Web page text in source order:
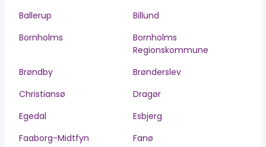
Ballerup
Billund
Bornholms
Bornholms
Regionskommune
Brøndby
Brønderslev
Christiansø
Dragør
Egedal
Esbjerg
Faaborg-Midtfyn
Fanø